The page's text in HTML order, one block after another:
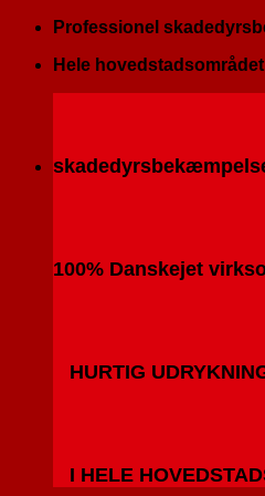
Fortsæt
indhold
Professionel
Hele
100% Danskejet
HURTIG
I HELE